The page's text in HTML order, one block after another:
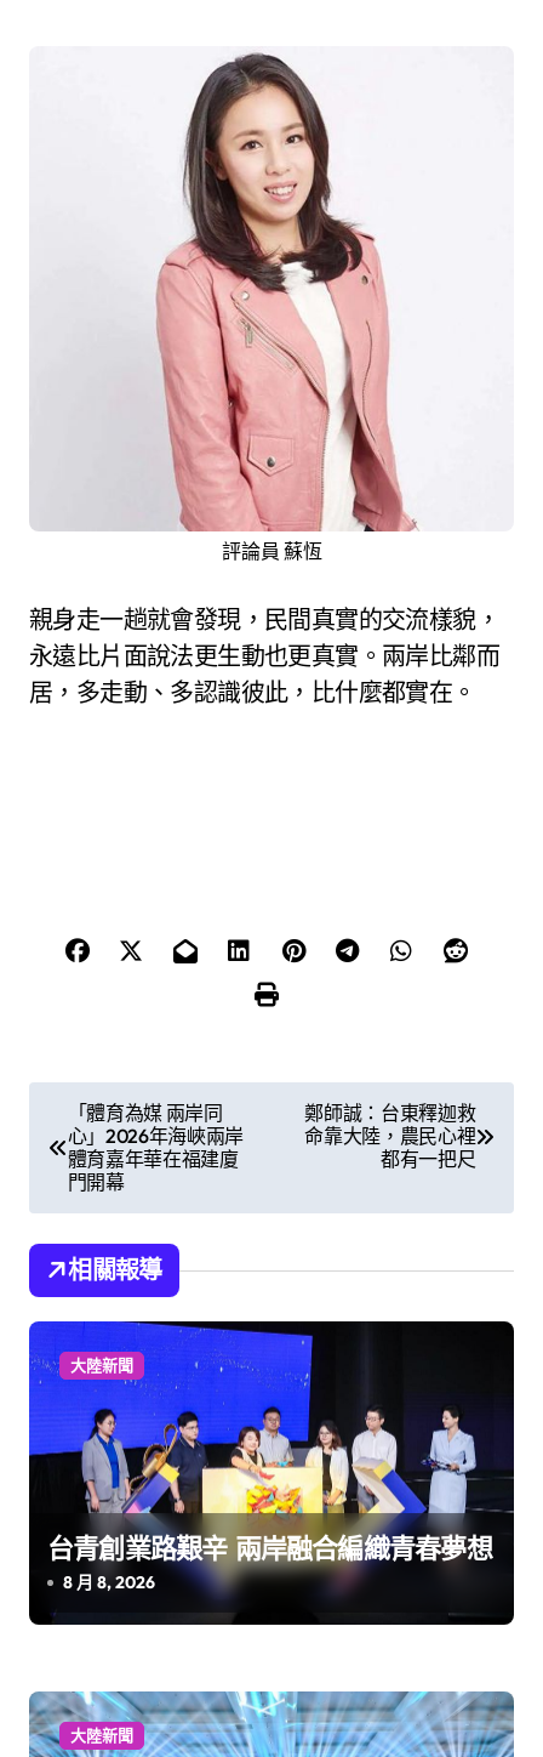
評論員 蘇恆
親身走一趟就會發現，民間真實的交流樣貌，
永遠比片面說法更生動也更真實。兩岸比鄰而
居，多走動、多認識彼此，比什麼都實在。
章
導
覽
「體育為媒 兩岸同
心」2026年海峽兩岸
體育嘉年華在福建廈
門開幕
鄭師誠：台東釋迦救
命靠大陸，農民心裡
都有一把尺
相關報導
大陸新聞
台青創業路艱辛 兩岸融合編織青春夢想
8 月 8, 2026
大陸新聞